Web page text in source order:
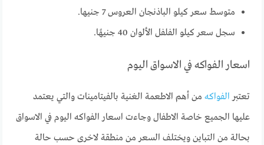
متوسط سعر كيلو الباذنجان العروس 7 جنيها.
سجل سعر كيلو الفلفل الألوان 40 جنيهًا.
اسعار الفواكه في الاسواق اليوم
تعتبر الفواكه من أهم الاطعمة الغنية بالفيتامينات والتي يعتمد
عليها الجميع خاصة الاطفال وجاءت اسعار الفواكه اليوم في الاسواق
بحالة من التباين ويختلف السعر من منطقة لاخرى حسب حالة